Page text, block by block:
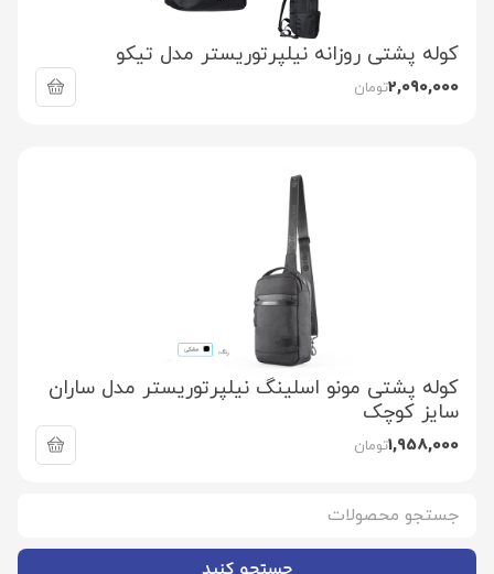
کوله پشتی روزانه نیلپرتوریستر مدل تیکو
2,090,000تومان
کوله پشتی مونو اسلینگ نیلپرتوریستر مدل ساران
سایز کوچک
1,958,000تومان